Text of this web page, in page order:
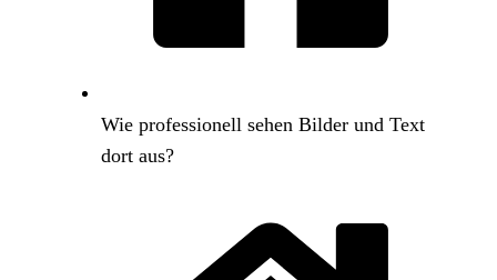
Wie professionell sehen Bilder und Text
dort aus?